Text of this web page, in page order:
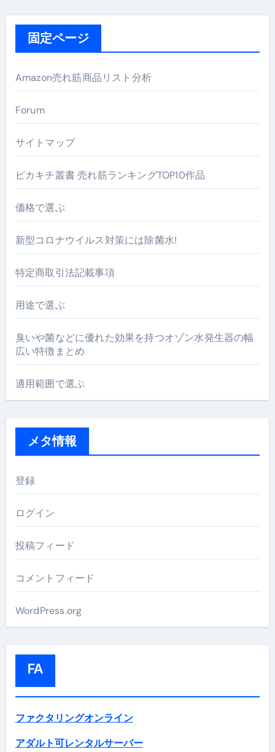
固定ページ
Amazon売れ筋商品リスト分析
Forum
サイトマップ
ピカキチ叢書 売れ筋ランキングTOP10作品
価格で選ぶ
新型コロナウイルス対策には除菌水!
特定商取引法記載事項
用途で選ぶ
臭いや菌などに優れた効果を持つオゾン水発生器の幅
広い特徴まとめ
適用範囲で選ぶ
メタ情報
登録
ログイン
投稿フィード
コメントフィード
WordPress.org
FA
ファクタリングオンライン
アダルト可レンタルサーバー